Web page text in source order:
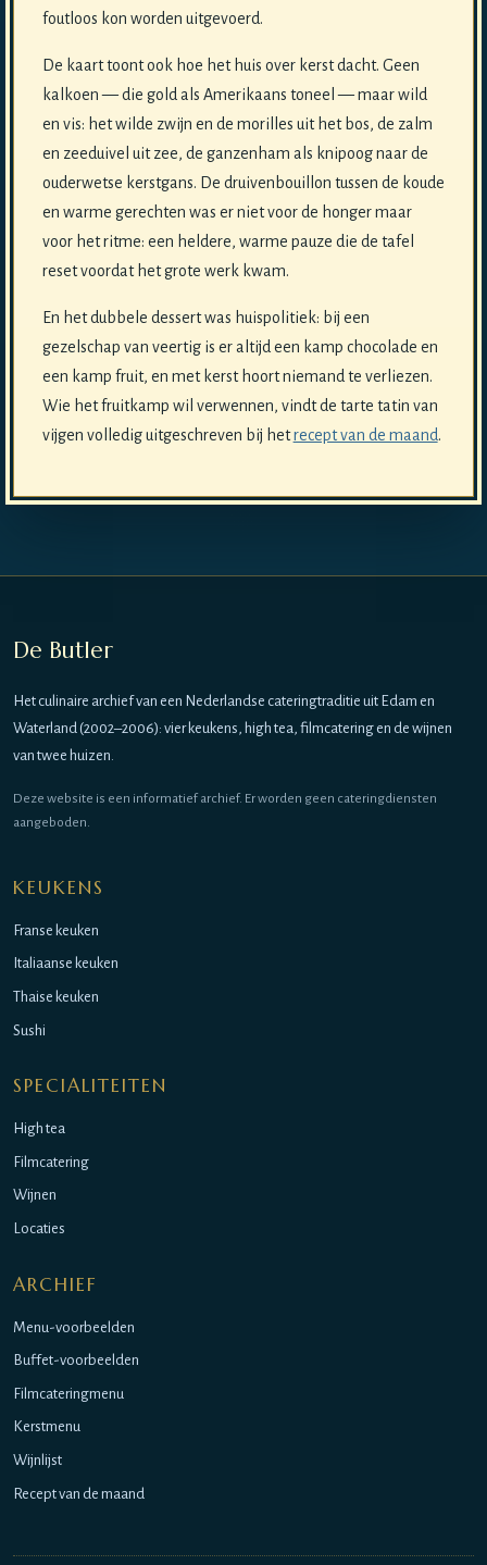
foutloos kon worden uitgevoerd.
De kaart toont ook hoe het huis over kerst dacht. Geen
kalkoen — die gold als Amerikaans toneel — maar wild
en vis: het wilde zwijn en de morilles uit het bos, de zalm
en zeeduivel uit zee, de ganzenham als knipoog naar de
ouderwetse kerstgans. De druivenbouillon tussen de koude
en warme gerechten was er niet voor de honger maar
voor het ritme: een heldere, warme pauze die de tafel
reset voordat het grote werk kwam.
En het dubbele dessert was huispolitiek: bij een
gezelschap van veertig is er altijd een kamp chocolade en
een kamp fruit, en met kerst hoort niemand te verliezen.
Wie het fruitkamp wil verwennen, vindt de tarte tatin van
vijgen volledig uitgeschreven bij hetrecept van de maand.
De Butler
Het culinaire archief van een Nederlandse cateringtraditie uit Edam en
Waterland (2002–2006): vier keukens, high tea, filmcatering en de wijnen
van twee huizen.
Deze website is een informatief archief. Er worden geen cateringdiensten
aangeboden.
KEUKENS
Franse keuken
Italiaanse keuken
Thaise keuken
Sushi
SPECIALITEITEN
High tea
Filmcatering
Wijnen
Locaties
ARCHIEF
Menu-voorbeelden
Buffet-voorbeelden
Filmcateringmenu
Kerstmenu
Wijnlijst
Recept van de maand